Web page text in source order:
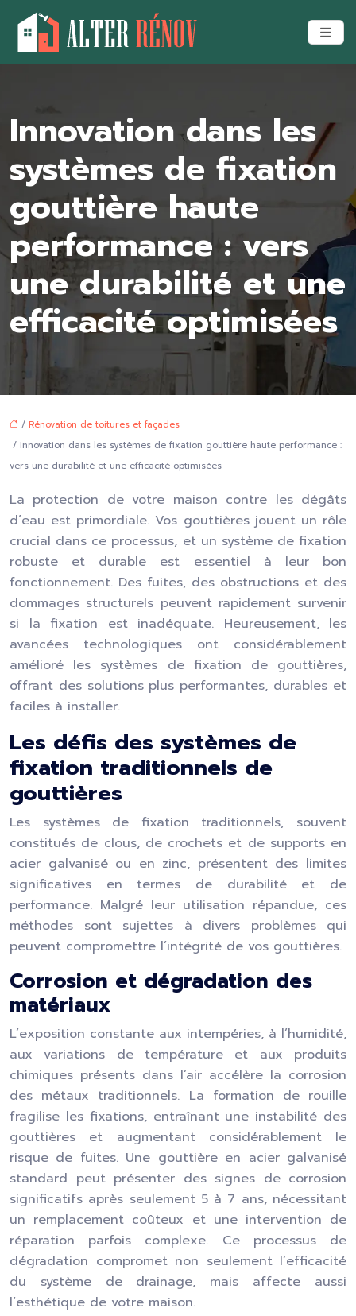
Innovation dans les
systèmes de fixation
gouttière haute
performance : vers
une durabilité et une
efficacité optimisées
/ Rénovation de toitures et façades
/ Innovation dans les systèmes de fixation gouttière haute performance :
vers une durabilité et une efficacité optimisées
La protection de votre maison contre les dégâts
d’eau est primordiale. Vos gouttières jouent un rôle
crucial dans ce processus, et un système de fixation
robuste et durable est essentiel à leur bon
fonctionnement. Des fuites, des obstructions et des
dommages structurels peuvent rapidement survenir
si la fixation est inadéquate. Heureusement, les
avancées technologiques ont considérablement
amélioré les systèmes de fixation de gouttières,
offrant des solutions plus performantes, durables et
faciles à installer.
Les défis des systèmes de
fixation traditionnels de
gouttières
Les systèmes de fixation traditionnels, souvent
constitués de clous, de crochets et de supports en
acier galvanisé ou en zinc, présentent des limites
significatives en termes de durabilité et de
performance. Malgré leur utilisation répandue, ces
méthodes sont sujettes à divers problèmes qui
peuvent compromettre l’intégrité de vos gouttières.
Corrosion et dégradation des
matériaux
L’exposition constante aux intempéries, à l’humidité,
aux variations de température et aux produits
chimiques présents dans l’air accélère la corrosion
des métaux traditionnels. La formation de rouille
fragilise les fixations, entraînant une instabilité des
gouttières et augmentant considérablement le
risque de fuites. Une gouttière en acier galvanisé
standard peut présenter des signes de corrosion
significatifs après seulement 5 à 7 ans, nécessitant
un remplacement coûteux et une intervention de
réparation parfois complexe. Ce processus de
dégradation compromet non seulement l’efficacité
du système de drainage, mais affecte aussi
l’esthétique de votre maison.